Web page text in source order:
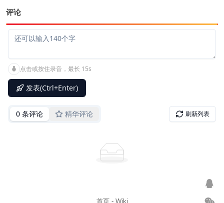
评论
首页- Wiki